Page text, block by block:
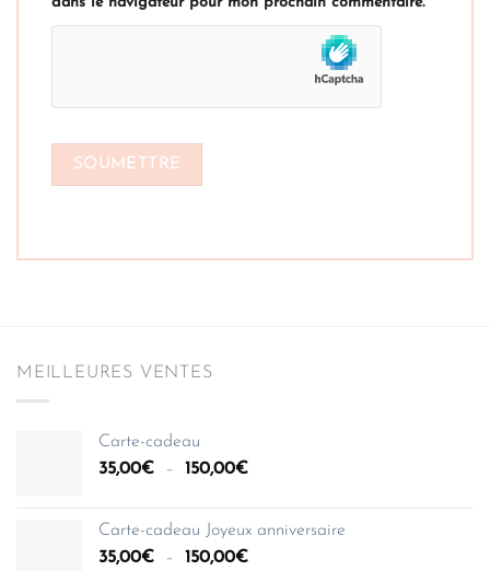
MEILLEURES VENTES
Carte-cadeau
35,00€ – 150,00€Plage
35,00€
à
Carte-cadeau Joyeux anniversaire
35,00€ – 150,00€Plage